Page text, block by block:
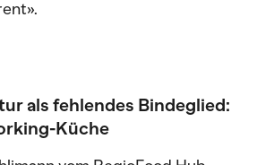
als fehlendes Bindeglied:
Küche